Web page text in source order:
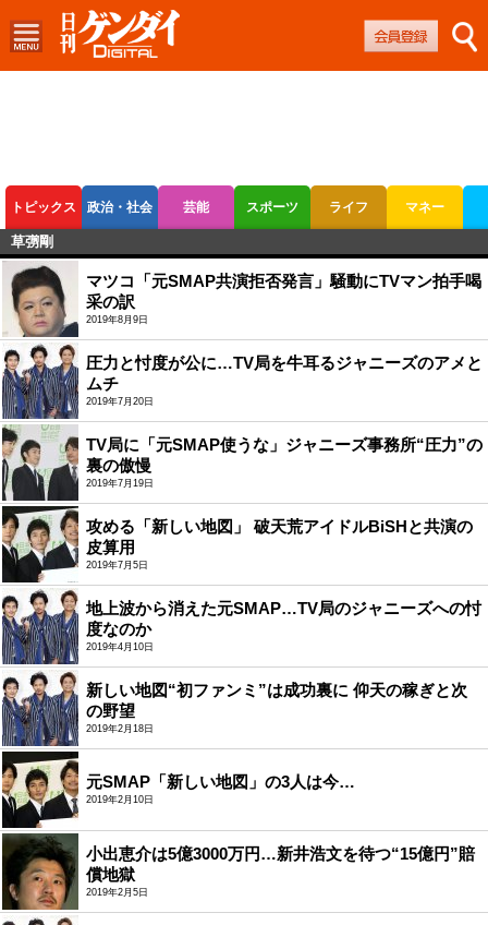
トピックス 政治・社会 芸能 スポーツ ライフ マネー
ボートレース
草彅剛
マツコ「元SMAP共演拒否発言」騒動にTVマン拍手喝
采の訳
2019年8月9日
圧力と忖度が公に…TV局を牛耳るジャニーズのアメと
ムチ
2019年7月20日
TV局に「元SMAP使うな」ジャニーズ事務所“圧力”の
裏の傲慢
2019年7月19日
攻める「新しい地図」 破天荒アイドルBiSHと共演の
皮算用
2019年7月5日
地上波から消えた元SMAP…TV局のジャニーズへの忖
度なのか
2019年4月10日
新しい地図“初ファンミ”は成功裏に 仰天の稼ぎと次
の野望
2019年2月18日
元SMAP「新しい地図」の3人は今…
2019年2月10日
小出恵介は5億3000万円…新井浩文を待つ“15億円”賠
償地獄
2019年2月5日